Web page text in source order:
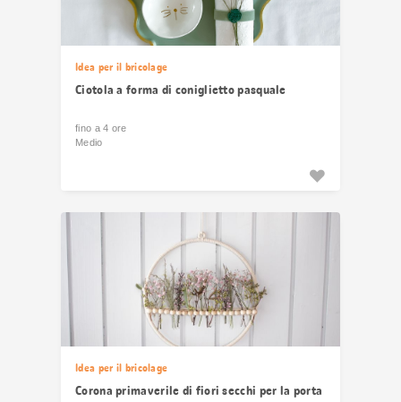
Idea per il bricolage
Ciotola a forma di coniglietto pasquale
fino a 4 ore
Medio
Idea per il bricolage
Corona primaverile di fiori secchi per la porta